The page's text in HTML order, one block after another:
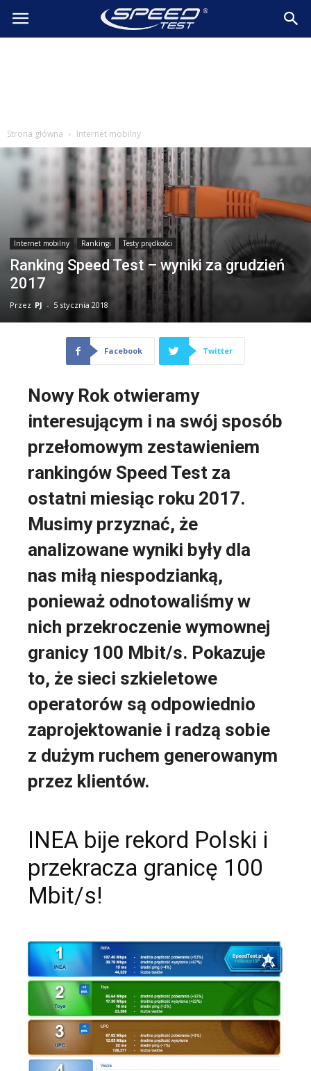
SpeedTest.pl
Strona główna Internet mobilny
Internet mobilny Rankingi Testy prędkości
Ranking Speed Test – wyniki za grudzień
2017
Przez PJ - 5 stycznia 2018
Facebook Twitter
Nowy Rok otwieramy
interesującym i na swój sposób
przełomowym zestawieniem
rankingów Speed Test za
ostatni miesiąc roku 2017.
Musimy przyznać, że
analizowane wyniki były dla
nas miłą niespodzianką,
ponieważ odnotowaliśmy w
nich przekroczenie wymownej
granicy 100 Mbit/s. Pokazuje
to, że sieci szkieletowe
operatorów są odpowiednio
zaprojektowanie i radzą sobie
z dużym ruchem generowanym
przez klientów.
INEA bije rekord Polski i
przekracza granicę 100
Mbit/s!